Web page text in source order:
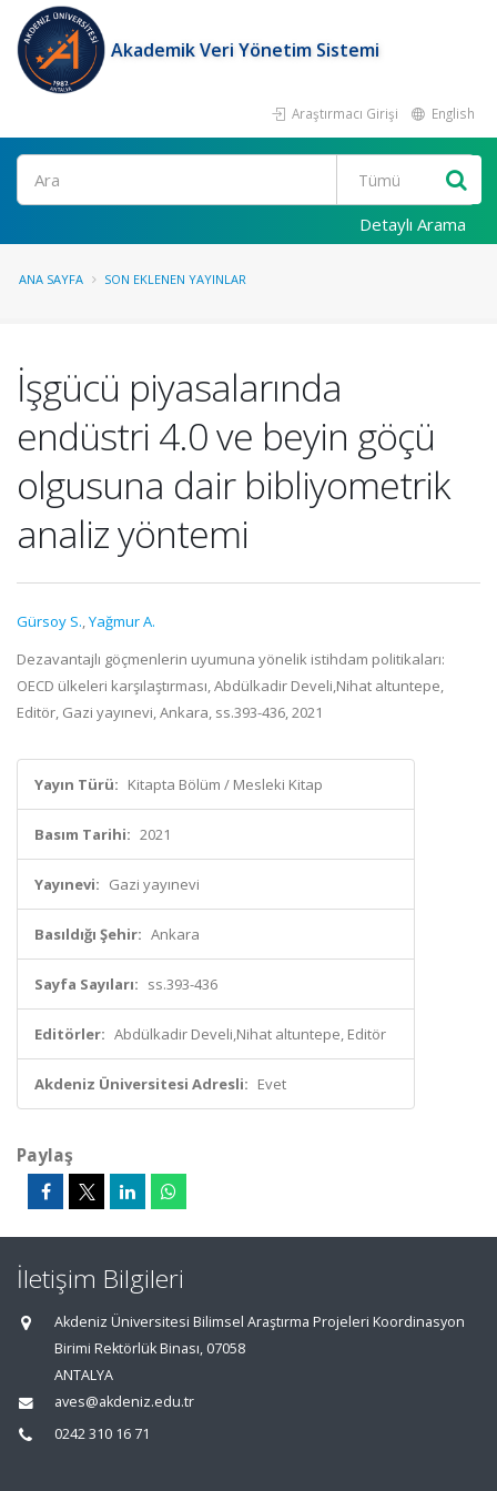
Akademik Veri Yönetim Sistemi
Araştırmacı Girişi English
Ara
Detaylı Arama
ANA SAYFA SON EKLENEN YAYINLAR
İşgücü piyasalarında
endüstri 4.0 ve beyin göçü
olgusuna dair bibliyometrik
analiz yöntemi
Gürsoy S.,Yağmur A.
Dezavantajlı göçmenlerin uyumuna yönelik istihdam politikaları:
OECD ülkeleri karşılaştırması, Abdülkadir Develi,Nihat altuntepe,
Editör, Gazi yayınevi, Ankara, ss.393-436, 2021
Yayın Türü: Kitapta Bölüm / Mesleki Kitap
Basım Tarihi: 2021
Yayınevi: Gazi yayınevi
Basıldığı Şehir: Ankara
Sayfa Sayıları: ss.393-436
Editörler: Abdülkadir Develi,Nihat altuntepe, Editör
Akdeniz Üniversitesi Adresli: Evet
Paylaş
İletişim Bilgileri
Akdeniz Üniversitesi Bilimsel Araştırma Projeleri Koordinasyon
Birimi Rektörlük Binası, 07058
ANTALYA
aves@akdeniz.edu.tr
0242 310 16 71